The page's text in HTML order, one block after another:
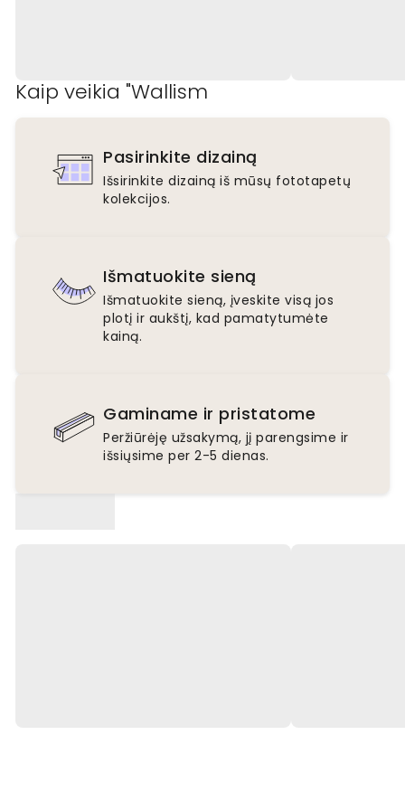
Kaip veikia "Wallism
Pasirinkite dizainą
Išsirinkite dizainą iš mūsų fototapetų
kolekcijos.
Išmatuokite sieną
Išmatuokite sieną, įveskite visą jos
plotį ir aukštį, kad pamatytumėte
kainą.
Gaminame ir pristatome
Peržiūrėję užsakymą, jį parengsime ir
išsiųsime per 2-5 dienas.